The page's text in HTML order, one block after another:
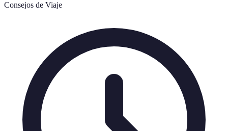
Consejos de Viaje